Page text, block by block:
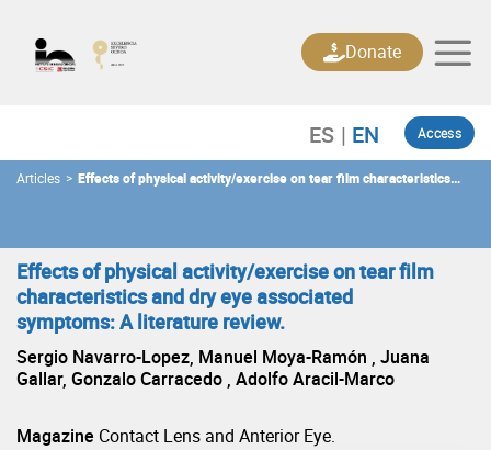
content
Access
Donate
Articles > Effects of physical activity/exercise on tear film characteristics
Effects of physical activity/exercise on tear film
characteristics and dry eye associated
symptoms: A literature review.
Sergio Navarro-Lopez, Manuel Moya-Ramón , Juana
Gallar, Gonzalo Carracedo , Adolfo Aracil-Marco
Magazine Contact Lens and Anterior Eye.